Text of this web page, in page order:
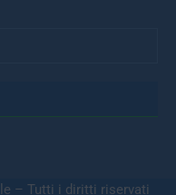
– Tutti i diritti riservati